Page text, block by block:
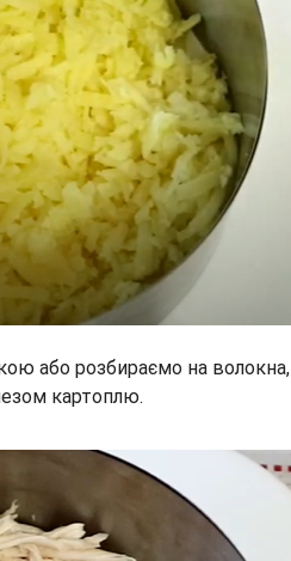
або розбираємо на волокна,
картоплю.